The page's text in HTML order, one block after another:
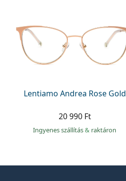
Lentiamo Andrea Rose Gold
20 990 Ft
Ingyenes szállítás& raktáron